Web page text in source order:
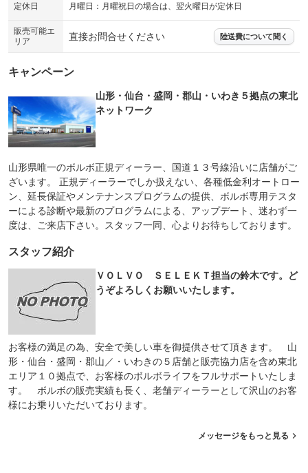
定休日 月曜日：月曜祝日の場合は、翌火曜日が定休日
販売可能エ
リア
直接お問合せください 陸送費について聞く
キャンペーン
山形・仙台・盛岡・郡山・いわき５拠点の東北
ネットワーク
山形県唯一のボルボ正規ディーラー、国道１３号線沿いに店舗がご
ざいます。 正規ディーラーでしか扱えない、各種低金利オートロー
ン、延長保証やメンテナンスプログラムの提供、ボルボ専用テスタ
ーによる診断や最新のプログラムによる、アップデート、迷わず一
度は、ご来店下さい。スタッフ一同、心よりお待ちしております。
スタッフ紹介
ＶＯＬＶＯ ＳＥＬＥＫＴ担当の鈴木です。ど
うぞよろしくお願いいたします。
お客様の満足の為、安全で美しい車を御提供させて頂きます。 山
形・仙台・盛岡・郡山／・いわきの５店舗と販売協力店を含め東北
エリア１０拠点で、お客様のボルボライフをフルサポートいたしま
す。 ボルボの販売実績も長く、老舗ディーラーとして沢山のお客
様にお乗りいただいております。
メッセージをもっと見る